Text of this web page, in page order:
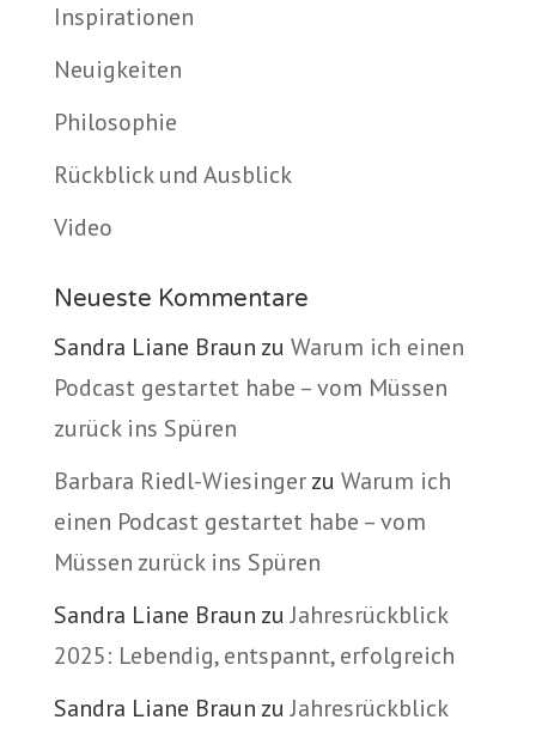
Inspirationen
Neuigkeiten
Philosophie
Rückblick und Ausblick
Video
Neueste Kommentare
Sandra Liane Braun zu Warum ich einen
Podcast gestartet habe – vom Müssen
zurück ins Spüren
Barbara Riedl-Wiesingerzu Warum ich
einen Podcast gestartet habe – vom
Müssen zurück ins Spüren
Sandra Liane Braun zuJahresrückblick
2025: Lebendig, entspannt, erfolgreich
Sandra Liane Braun zuJahresrückblick